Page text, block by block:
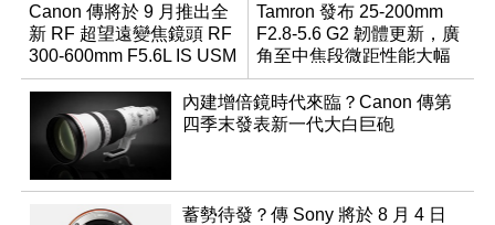
Canon 傳將於 9 月推出全
新 RF 超望遠變焦鏡頭 RF
300-600mm F5.6L IS USM
Tamron 發布 25-200mm
F2.8-5.6 G2 韌體更新，廣
角至中焦段微距性能大幅
升級
內建增倍鏡時代來臨？Canon 傳第
四季末發表新一代大白巨砲
蓄勢待發？傳 Sony 將於 8 月 4 日